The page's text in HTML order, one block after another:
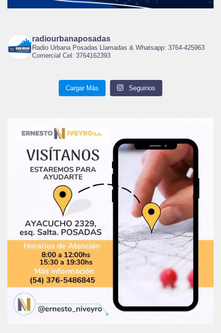
radiourbanaposadas
Radio Urbana Posadas Llamadas & Whatsapp: 3764-425963
Comercial Cel: 3764162393
Cargar Más Seguinos